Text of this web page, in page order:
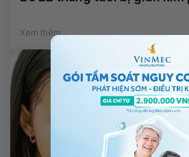
Xem thêm